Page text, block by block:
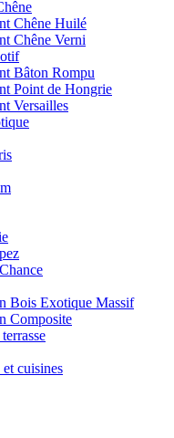
Chêne Huilé
Chêne Verni
Bâton Rompu
Point de Hongrie
Versailles
Bois Exotique Massif
Composite
cuisines